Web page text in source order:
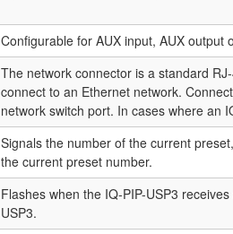
Configurable for AUX input, AUX output
The network connector is a standard
connect to an Ethernet network.
network switch port. In cases where an
Signals the number of the current
the current preset number.
Flashes when the IQ-PIP-USP3
USP3.